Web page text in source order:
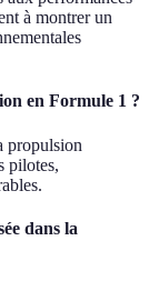
à montrer un
en Formule 1 ?
propulsion
pilotes,
dans la